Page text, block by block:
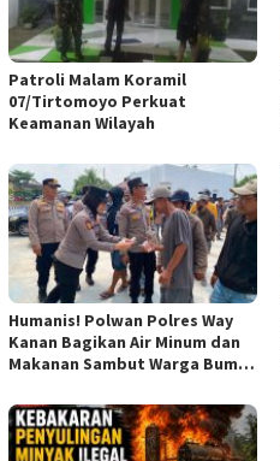
Patroli Malam Koramil
07/Tirtomoyo Perkuat
Keamanan Wilayah
Humanis! Polwan Polres Way
Kanan Bagikan Air Minum dan
Makanan Sambut Warga Bumi